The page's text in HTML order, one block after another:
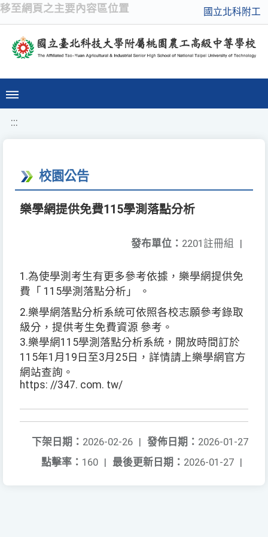
移至網頁之主要內容區位置 國立北科附工
:::
校園公告
樂學網提供免費115學測落點分析
發布單位： 2201註冊組 |
1.為使學測考生有更多參考依據，樂學網提供免
費「 115學測落點分析」 。
2.樂學網落點分析系統可依照各校志願參考錄取
級分，提供考生免費資源 參考。
3.樂學網115學測落點分析系統，開放時間訂於
115年1月19日至3月25日，詳情請上樂學網官方
網站查詢。
https: //347. com. tw/
發佈日期： 2026-01-27
下架日期： 2026-02-26 |
最後更新日期： 2026-01-27 |
點擊率： 160 |